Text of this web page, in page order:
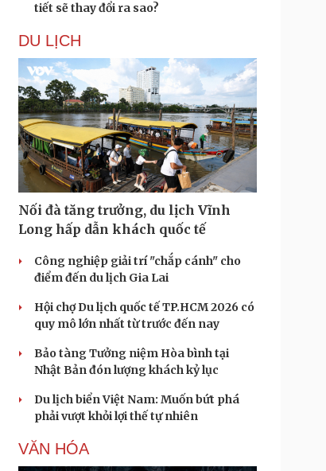
tiết sẽ thay đổi ra sao?
DU LỊCH
Nối đà tăng trưởng, du lịch Vĩnh
Long hấp dẫn khách quốc tế
Công nghiệp giải trí "chắp cánh" cho
điểm đến du lịch Gia Lai
Hội chợ Du lịch quốc tế TP.HCM 2026 có
quy mô lớn nhất từ trước đến nay
Bảo tàng Tưởng niệm Hòa bình tại
Nhật Bản đón lượng khách kỷ lục
Du lịch biển Việt Nam: Muốn bứt phá
phải vượt khỏi lợi thế tự nhiên
VĂN HÓA